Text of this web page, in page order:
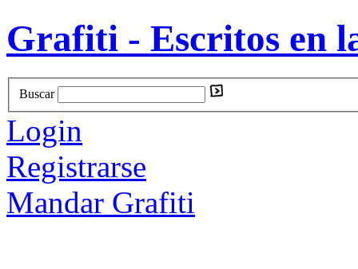
Grafiti - Escritos en
Buscar
Login
Registrarse
Mandar Grafiti